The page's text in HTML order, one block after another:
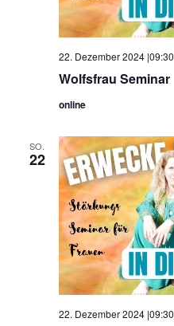
Wolfsfrau Seminar
22. Dezember 2024 |09:30
online
SO.
22
22. Dezember 2024 |09:30